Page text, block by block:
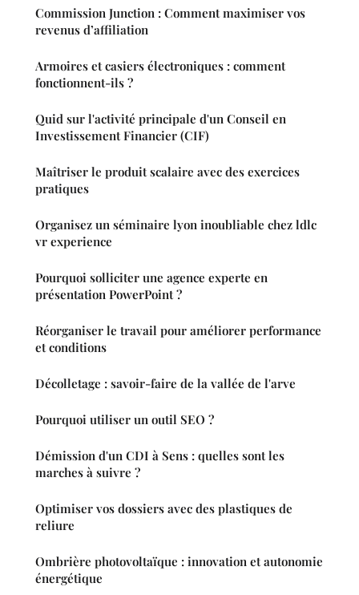
Commission Junction : Comment maximiser vos
revenus d’affiliation
Armoires et casiers électroniques : comment
fonctionnent-ils ?
Quid sur l'activité principale d'un Conseil en
Investissement Financier (CIF)
Maîtriser le produit scalaire avec des exercices
pratiques
Organisez un séminaire lyon inoubliable chez ldlc
vr experience
Pourquoi solliciter une agence experte en
présentation PowerPoint ?
Réorganiser le travail pour améliorer performance
et conditions
Décolletage : savoir-faire de la vallée de l'arve
Pourquoi utiliser un outil SEO ?
Démission d'un CDI à Sens : quelles sont les
marches à suivre ?
Optimiser vos dossiers avec des plastiques de
reliure
Ombrière photovoltaïque : innovation et autonomie
énergétique